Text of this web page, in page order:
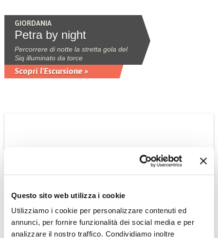
Questo sito web utilizza i cookie
Utilizziamo i cookie per personalizzare contenuti ed
annunci, per fornire funzionalità dei social media e per
analizzare il nostro traffico. Condividiamo inoltre
GIORDANIA
Petra by night
Percorrere di notte la stretta gola del
Siq illuminato da torce
Scopri l'Escursione »
Phuket: crociera al
tramonto con cena
nella baia di Phang Nga
crociera a bordo di una giunca cinese